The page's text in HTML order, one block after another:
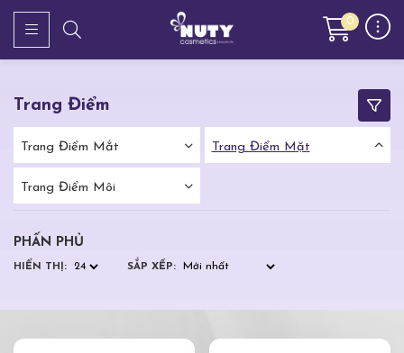
0
Trang Điểm
Trang Điểm Mắt Trang Điểm Mặt
Trang Điểm Môi
PHẤN PHỦ
HIỂN THỊ: SẮP XẾP: